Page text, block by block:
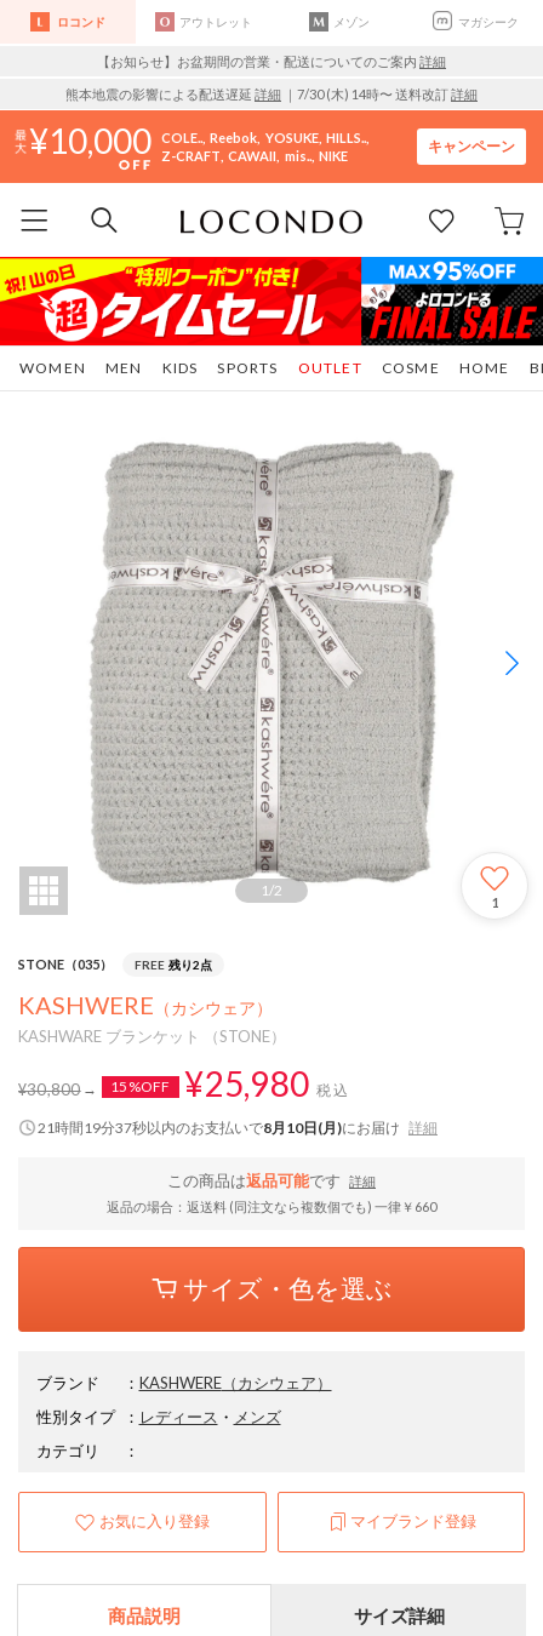
ロコンド アウトレット メゾン マガシーク
【お知らせ】お盆期間の営業・配送についてのご案内 詳細
熊本地震の影響による配送遅延 詳細 ｜7/30 (木) 14時〜 送料改訂詳細
10,000 COLE.. Reebok YOSUKE HILLS..
Z-CRAFT CAWAII mis.. NIKE
キャンペーン
WOMEN MEN KIDS SPORTS COSME HOME
OUTLET
1 /2
1
STONE（035） FREE 残り2点
KASHWERE （カシウェア）
KASHWARE ブランケット （STONE）
¥30,800 15%OFF ¥25,980 税込
21時間19分36秒以内のお支払いで8月10日(月)にお届け 詳細
この商品は返品可能です
詳細
返品の場合：返送料 (同注文なら複数個でも) 一律￥660
サイズ・色を選ぶ
ブランド ： KASHWERE（カシウェア）
性別タイプ
： レディース ・ メンズ
カテゴリ
：
お気に入り登録 マイブランド登録
商品説明 サイズ詳細